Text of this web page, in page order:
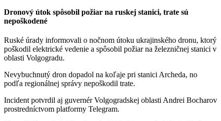
Dronový útok spôsobil požiar na ruskej stanici, trate sú
nepoškodené
Ruské úrady informovali o nočnom útoku ukrajinského dronu, ktorý
poškodil elektrické vedenie a spôsobil požiar na železničnej stanici v
oblasti Volgogradu.
Nevybuchnutý dron dopadol na koľaje pri stanici Archeda, no
podľa regionálnej správy nepoškodil trate.
Incident potvrdil aj guvernér Volgogradskej oblasti Andrei Bocharov
prostredníctvom platformy Telegram.